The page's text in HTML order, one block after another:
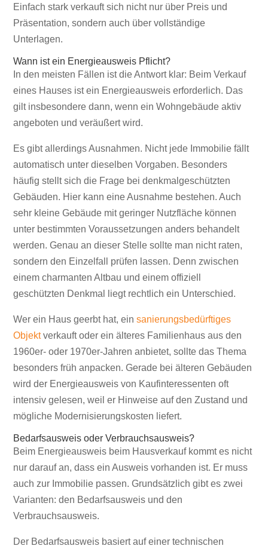
Einfach stark verkauft sich nicht nur über Preis und
Präsentation, sondern auch über vollständige
Unterlagen.
Wann ist ein Energieausweis Pflicht?
In den meisten Fällen ist die Antwort klar: Beim Verkauf
eines Hauses ist ein Energieausweis erforderlich. Das
gilt insbesondere dann, wenn ein Wohngebäude aktiv
angeboten und veräußert wird.
Es gibt allerdings Ausnahmen. Nicht jede Immobilie fällt
automatisch unter dieselben Vorgaben. Besonders
häufig stellt sich die Frage bei denkmalgeschützten
Gebäuden. Hier kann eine Ausnahme bestehen. Auch
sehr kleine Gebäude mit geringer Nutzfläche können
unter bestimmten Voraussetzungen anders behandelt
werden. Genau an dieser Stelle sollte man nicht raten,
sondern den Einzelfall prüfen lassen. Denn zwischen
einem charmanten Altbau und einem offiziell
geschützten Denkmal liegt rechtlich ein Unterschied.
Wer ein Haus geerbt hat, einsanierungsbedürftiges
Objektverkauft oder ein älteres Familienhaus aus den
1960er- oder 1970er-Jahren anbietet, sollte das Thema
besonders früh anpacken. Gerade bei älteren Gebäuden
wird der Energieausweis von Kaufinteressenten oft
intensiv gelesen, weil er Hinweise auf den Zustand und
mögliche Modernisierungskosten liefert.
Bedarfsausweis oder Verbrauchsausweis?
Beim Energieausweis beim Hausverkauf kommt es nicht
nur darauf an, dass ein Ausweis vorhanden ist. Er muss
auch zur Immobilie passen. Grundsätzlich gibt es zwei
Varianten: den Bedarfsausweis und den
Verbrauchsausweis.
Der Bedarfsausweis basiert auf einer technischen